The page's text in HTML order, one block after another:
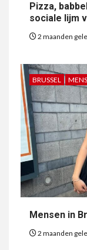
Pizza,
sociale lijm
2 maanden
BRUSSEL
Mensen in
2 maanden